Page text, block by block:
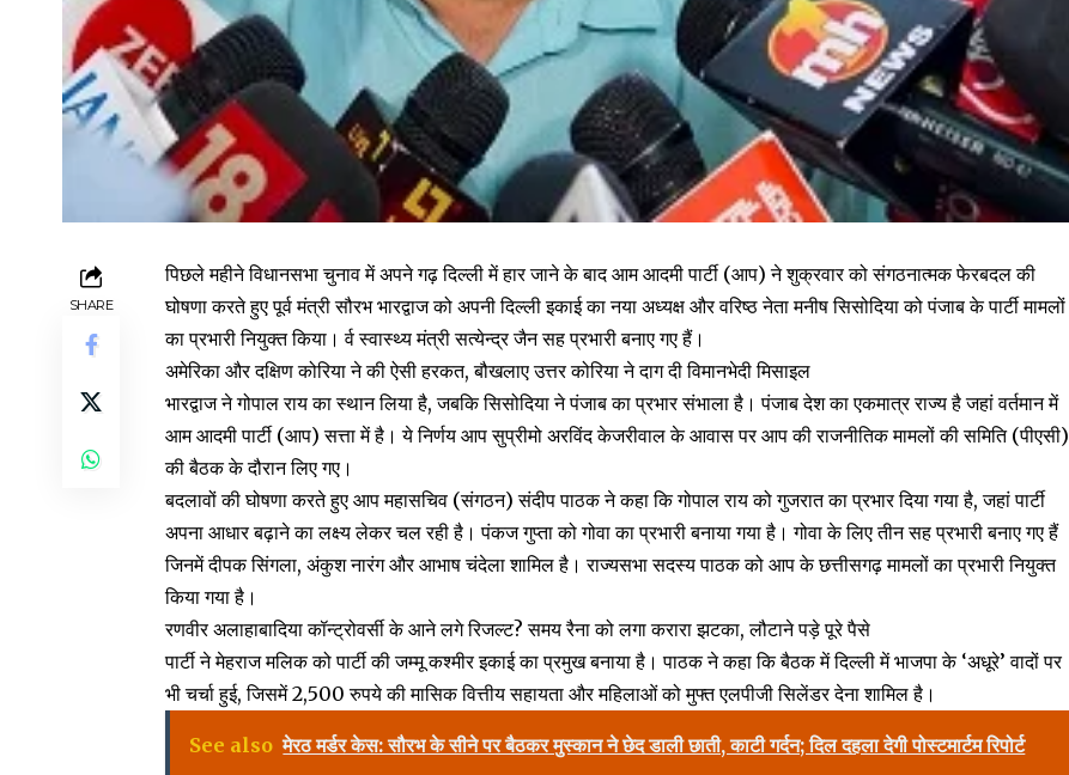
SHARE
पिछले महीने विधानसभा चुनाव में अपने गढ़ दिल्ली में हार जाने के बाद आम आदमी पार्टी (आप) ने शुक्रवार को संगठनात्मक फेरबदल की
घोषणा करते हुए पूर्व मंत्री सौरभ भारद्वाज को अपनी दिल्ली इकाई का नया अध्यक्ष और वरिष्ठ नेता मनीष सिसोदिया को पंजाब के पार्टी मामलों
का प्रभारी नियुक्त किया। र्व स्वास्थ्य मंत्री सत्येन्द्र जैन सह प्रभारी बनाए गए हैं।
अमेरिका और दक्षिण कोरिया ने की ऐसी हरकत, बौखलाए उत्तर कोरिया ने दाग दी विमानभेदी मिसाइल
भारद्वाज ने गोपाल राय का स्थान लिया है, जबकि सिसोदिया ने पंजाब का प्रभार संभाला है। पंजाब देश का एकमात्र राज्य है जहां वर्तमान में
आम आदमी पार्टी (आप) सत्ता में है। ये निर्णय आप सुप्रीमो अरविंद केजरीवाल के आवास पर आप की राजनीतिक मामलों की समिति (पीएसी)
की बैठक के दौरान लिए गए।
बदलावों की घोषणा करते हुए आप महासचिव (संगठन) संदीप पाठक ने कहा कि गोपाल राय को गुजरात का प्रभार दिया गया है, जहां पार्टी
अपना आधार बढ़ाने का लक्ष्य लेकर चल रही है। पंकज गुप्ता को गोवा का प्रभारी बनाया गया है। गोवा के लिए तीन सह प्रभारी बनाए गए हैं
जिनमें दीपक सिंगला, अंकुश नारंग और आभाष चंदेला शामिल है। राज्यसभा सदस्य पाठक को आप के छत्तीसगढ़ मामलों का प्रभारी नियुक्त
किया गया है।
रणवीर अलाहाबादिया कॉन्ट्रोवर्सी के आने लगे रिजल्ट? समय रैना को लगा करारा झटका, लौटाने पड़े पूरे पैसे
पार्टी ने मेहराज मलिक को पार्टी की जम्मू कश्मीर इकाई का प्रमुख बनाया है। पाठक ने कहा कि बैठक में दिल्ली में भाजपा के ‘अधूरे’ वादों पर
भी चर्चा हुई, जिसमें 2,500 रुपये की मासिक वित्तीय सहायता और महिलाओं को मुफ्त एलपीजी सिलेंडर देना शामिल है।
See also मेरठ मर्डर केस: सौरभ के सीने पर बैठकर मुस्कान ने छेद डाली छाती, काटी गर्दन; दिल दहला देगी पोस्टमार्टम रिपोर्ट